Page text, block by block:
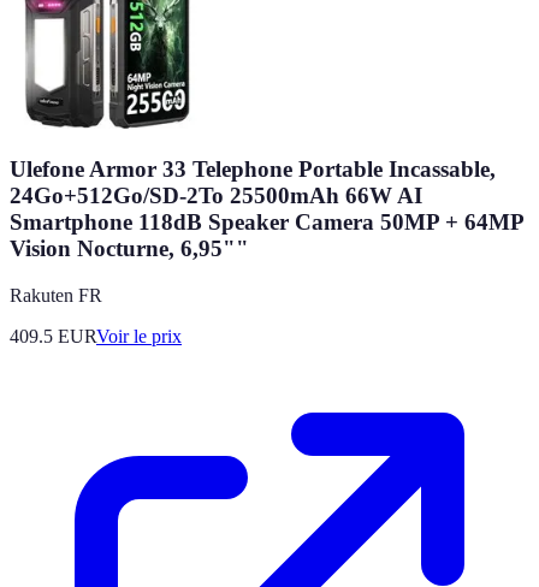
Ulefone Armor 33 Telephone Portable Incassable,
24Go+512Go/SD-2To 25500mAh 66W AI
Smartphone 118dB Speaker Camera 50MP + 64MP
Vision Nocturne, 6,95""
Rakuten FR
409.5 EURVoir le prix